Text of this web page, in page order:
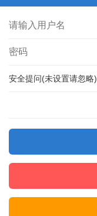
安全提问(未设置请忽略)